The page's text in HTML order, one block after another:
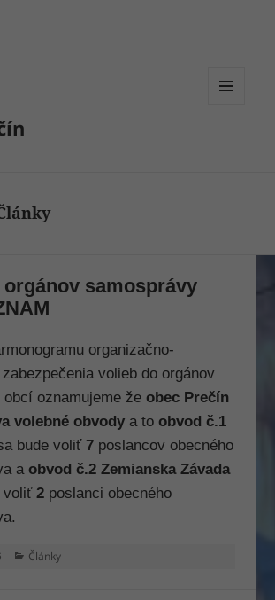
samosprávy
organizačno-
volieb do orgánov
oznamujeme že obec Prečín
volebné obvodya to obvod č.1
bude voliť 7poslancov obecného
a obvod č.2 Zemianska Závada
voliť2 poslanci obecného
Kategórie
Články